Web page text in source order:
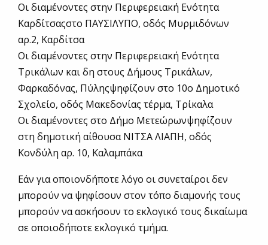
Οι διαμένοντες στην Περιφερειακή Ενότητα
Καρδίτσαςστο ΠΑΥΣΙΛΥΠΟ, οδός Μυρμιδόνων
αρ.2, Καρδίτσα
Οι διαμένοντες στην Περιφερειακή Ενότητα
Τρικάλων και δη στους Δήμους Τρικάλων,
Φαρκαδόνας, Πύληςψηφίζουν στο 10ο Δημοτικό
Σχολείο, οδός Μακεδονίας τέρμα, Τρίκαλα
Οι διαμένοντες στο Δήμο Μετεώρωνψηφίζουν
στη δημοτική αίθουσα ΝΙΤΣΑ ΛΙΑΠΗ, οδός
Κονδύλη αρ. 10, Καλαμπάκα
Εάν για οποιονδήποτε λόγο οι συνεταίροι δεν
μπορούν να ψηφίσουν στον τόπο διαμονής τους
μπορούν να ασκήσουν το εκλογικό τους δικαίωμα
σε οποιοδήποτε εκλογικό τμήμα.